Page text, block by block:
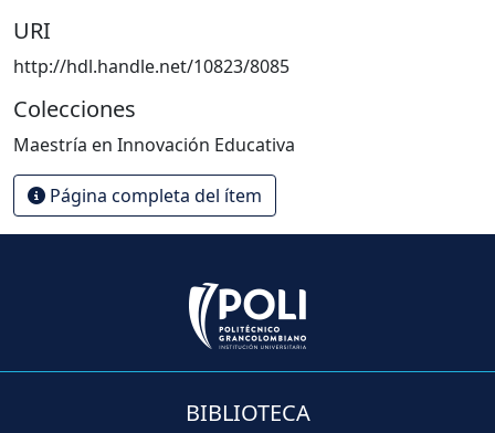
URI
http://hdl.handle.net/10823/8085
Colecciones
Maestría en Innovación Educativa
Página completa del ítem
BIBLIOTECA